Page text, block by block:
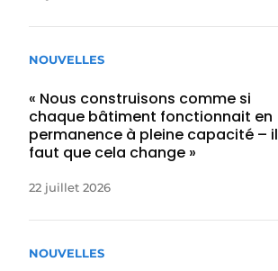
NOUVELLES
« Nous construisons comme si
chaque bâtiment fonctionnait en
permanence à pleine capacité – il
faut que cela change »
22 juillet 2026
NOUVELLES